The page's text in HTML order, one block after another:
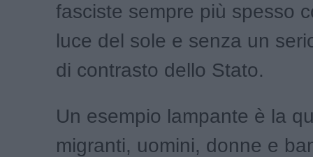
fasciste sempre più spesso
luce del sole e senza un
di contrasto dello Stato.
Un esempio lampante è la
migranti, uomini, donne e